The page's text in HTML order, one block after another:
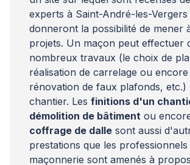
experts à Saint-André-les-
donneront la possibilité de mener
projets. Un maçon peut effectuer
nombreux travaux (le choix de
réalisation de carrelage ou encore
rénovation de faux plafonds,
chantier. Les finitions d'un
démolition de bâtiment ou
coffrage de dalle sont aussi
prestations que les professionnels
maçonnerie sont amenés à